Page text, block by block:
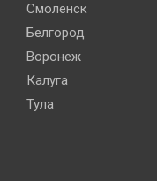
Смоленск
Белгород
Воронеж
Калуга
Тула